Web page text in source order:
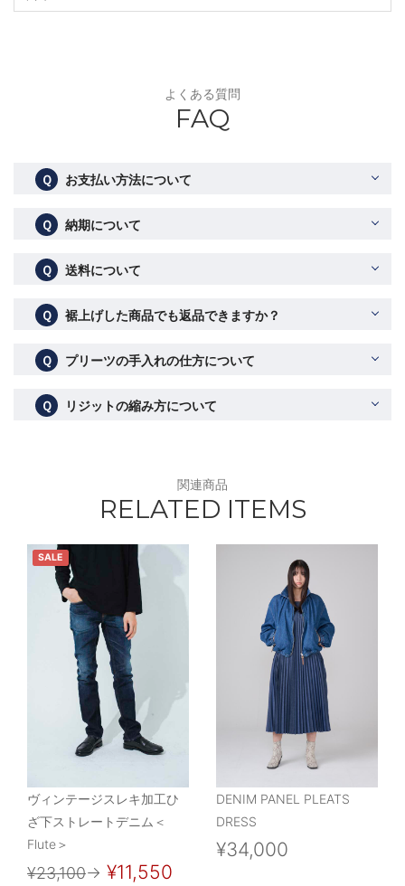
よくある質問
FAQ
Ｑ お支払い方法について
Ｑ 納期について
Ｑ 送料について
Ｑ 裾上げした商品でも返品できますか？
Ｑ プリーツの手入れの仕方について
Ｑ リジットの縮み方について
関連商品
RELATED ITEMS
SALE
ヴィンテージスレキ加工ひ
ざ下ストレートデニム＜
Flute＞
¥23,100→ ¥11,550
DENIM PANEL PLEATS
DRESS
¥34,000